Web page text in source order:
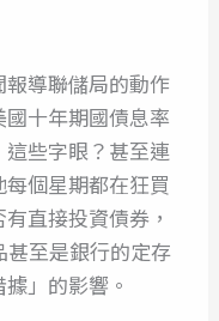
導聯儲局的動作
十年期國債息率
些字眼？甚至連
每個星期都在狂買
直接投資債券，
至是銀行的定存
」的影響。